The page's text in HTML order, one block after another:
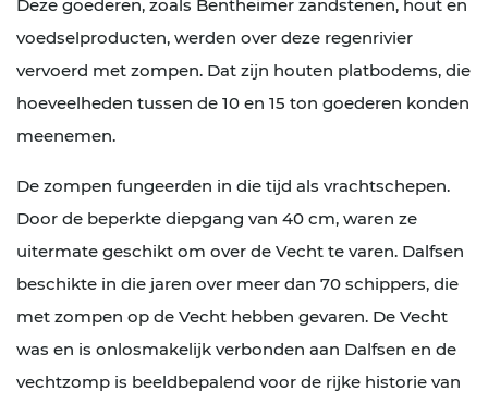
Deze goederen, zoals Bentheimer zandstenen, hout en
voedselproducten, werden over deze regenrivier
vervoerd met zompen. Dat zijn houten platbodems, die
hoeveelheden tussen de 10 en 15 ton goederen konden
meenemen.
De zompen fungeerden in die tijd als vrachtschepen.
Door de beperkte diepgang van 40 cm, waren ze
uitermate geschikt om over de Vecht te varen. Dalfsen
beschikte in die jaren over meer dan 70 schippers, die
met zompen op de Vecht hebben gevaren. De Vecht
was en is onlosmakelijk verbonden aan Dalfsen en de
vechtzomp is beeldbepalend voor de rijke historie van